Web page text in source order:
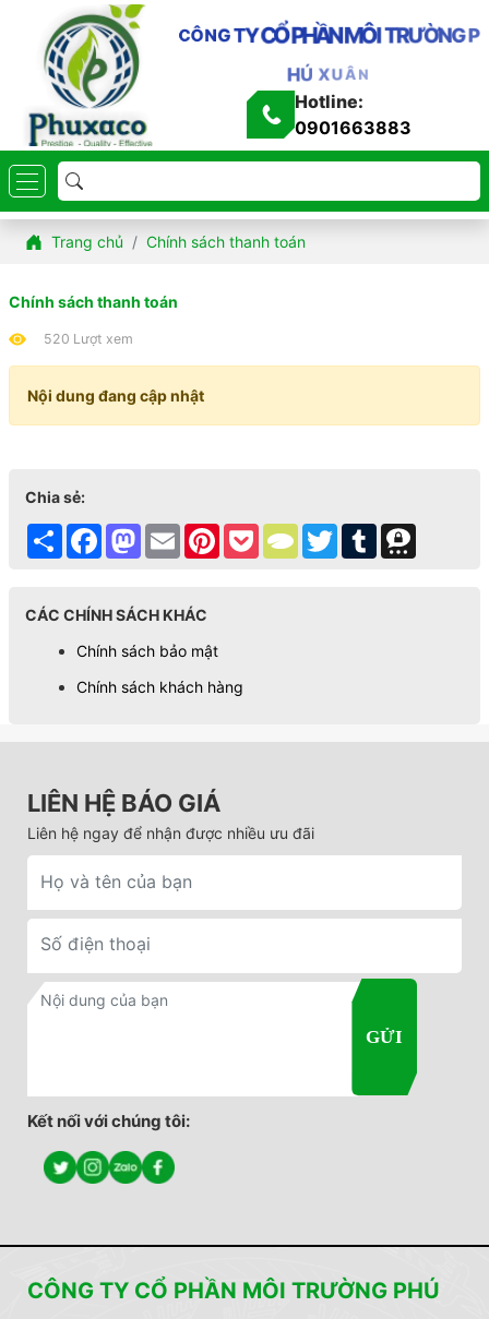
CÔNGTYCỔPHẦNMÔITRƯỜNGP
HÚ XUÂN
Hotline:
0901663883
Trang chủ Chính sách thanh toán
Chính sách thanh toán
520 Lượt xem
Nội dung đang cập nhật
Chia sẻ:
Share FacebookMastodon
Email PinterestPocketTypePadTwitterTumblr
CÁC CHÍNH SÁCH KHÁC
Chính sách bảo mật
Chính sách khách hàng
LIÊN HỆ BÁO GIÁ
Liên hệ ngay để nhận được nhiều ưu đãi
Kết nối với chúng tôi:
CÔNG TY CỔ PHẦN MÔI TRƯỜNG PHÚ